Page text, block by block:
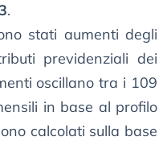
.
stati aumenti degli
previdenziali dei
oscillano tra i 109
in base al profilo
calcolati sulla base